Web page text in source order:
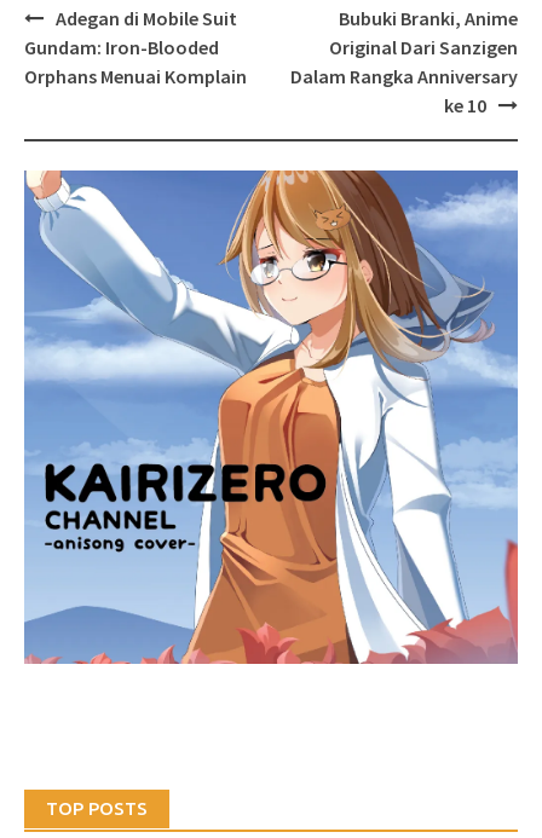
Post
navigation
Adegan di Mobile Suit
Gundam: Iron-Blooded
Orphans Menuai Komplain
Bubuki Branki, Anime
Original Dari Sanzigen
Dalam Rangka Anniversary
ke 10
TOP POSTS